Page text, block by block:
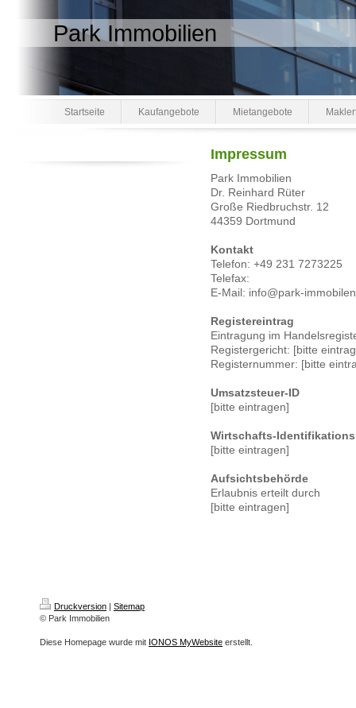
Park Immobilien
Startseite Kaufangebote Mietangebote
Impressum
Park Immobilien
Dr. Reinhard Rüter
Große Riedbruchstr. 12
44359 Dortmund
Kontakt
Telefon: +49 231 7273225
Telefax:
E-Mail: info@park-
Registereintrag
Eintragung im
Registergericht: [bitte
Registernummer: [bitte
Umsatzsteuer-ID
[bitte eintragen]
Wirtschafts-
[bitte eintragen]
Aufsichtsbehörde
Erlaubnis erteilt durch
[bitte eintragen]
Druckversion | Sitemap
© Park Immobilien
Diese Homepage wurde mit IONOS MyWebsite erstellt.